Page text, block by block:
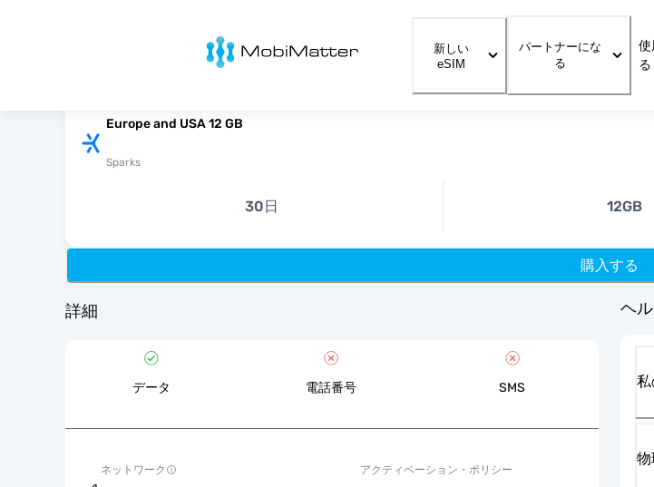
MobiMatter
新しい
eSIM
パートナーにな
る
使
る
Europe and USA 12 GB
Sparks
30日 12GB
購入する
詳細
データ 電話番号 SMS
ネットワーク アクティベーション・ポリシー
ヘ
私
物